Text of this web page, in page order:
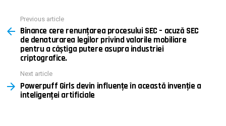
more
Previous article
Binance cere renunțarea procesului SEC – acuză SEC
de denaturarea legilor privind valorile mobiliare
pentru a câștiga putere asupra industriei
criptografice.
Next article
Powerpuff Girls devin influențe în această invenție a
inteligenței artificiale